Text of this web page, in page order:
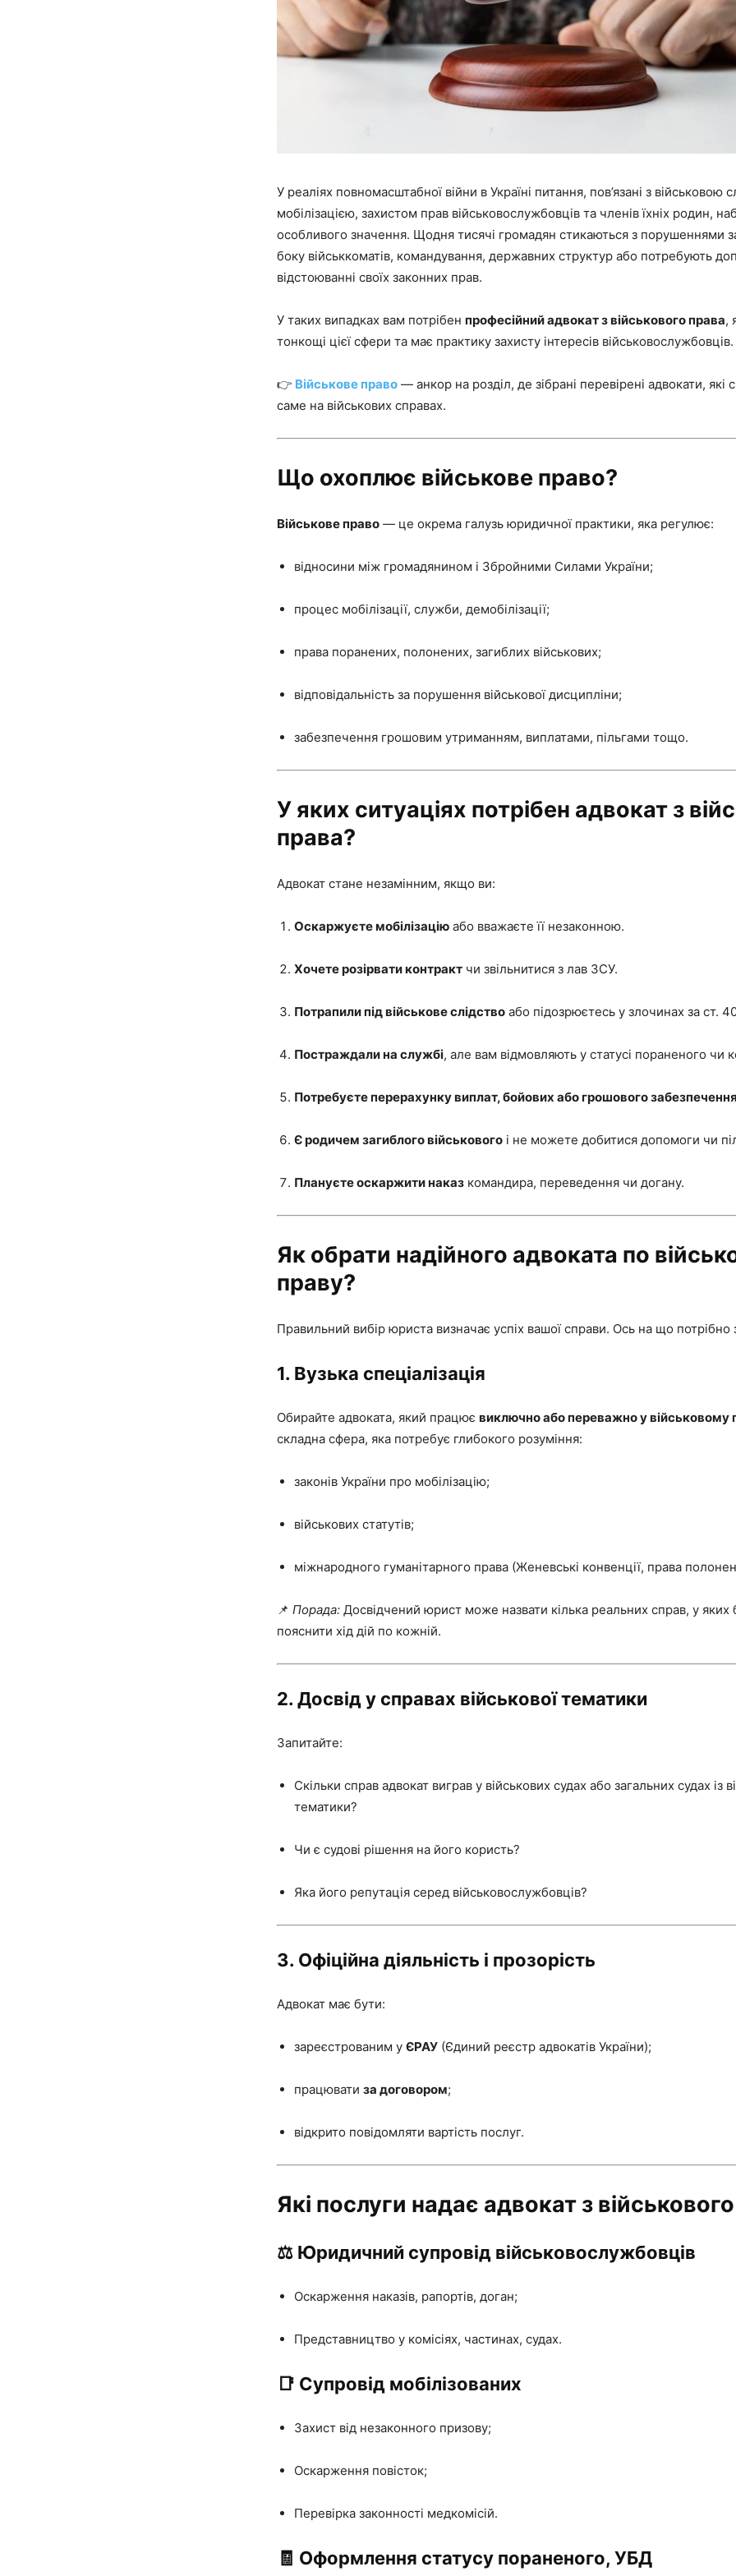
У реаліях повномасштабної війни в Україні питання, пов’язані з військовою
мобілізацією, захистом прав військовослужбовців та членів їхніх родин,
особливого значення. Щодня тисячі громадян стикаються з порушеннями
боку військкоматів, командування, державних структур або потребують
відстоюванні своїх законних прав.
У таких випадках вам потрібен професійний адвокат з військового права,
тонкощі цієї сфери та має практику захисту інтересів військовослужбовців.
👉 Військове право — анкор на розділ, де зібрані перевірені адвокати, які
саме на військових справах.
Що охоплює військове право?
Військове право — це окрема галузь юридичної практики, яка регулює:
відносини між громадянином і Збройними Силами України;
процес мобілізації, служби, демобілізації;
права поранених, полонених, загиблих військових;
відповідальність за порушення військової дисципліни;
забезпечення грошовим утриманням, виплатами, пільгами тощо.
У яких ситуаціях потрібен адвокат з
права?
Адвокат стане незамінним, якщо ви:
Оскаржуєте мобілізацію або вважаєте її незаконною.
Хочете розірвати контракт чи звільнитися з лав ЗСУ.
Потрапили під військове слідство або підозрюєтесь у злочинах за ст.
Постраждали на службі, але вам відмовляють у статусі пораненого чи
Потребуєте перерахунку виплат, бойових або грошового
Є родичем загиблого військового і не можете добитися допомоги чи
Плануєте оскаржити наказ командира, переведення чи догану.
Як обрати надійного адвоката по
праву?
Правильний вибір юриста визначає успіх вашої справи. Ось на що потрібно
1. Вузька спеціалізація
Обирайте адвоката, який працює виключно або переважно у військовому
складна сфера, яка потребує глибокого розуміння:
законів України про мобілізацію;
військових статутів;
міжнародного гуманітарного права (Женевські конвенції, права
📌 Порада: Досвідчений юрист може назвати кілька реальних справ, у яких
пояснити хід дій по кожній.
2. Досвід у справах військової тематики
Запитайте:
Скільки справ адвокат виграв у військових судах або загальних судах із
тематики?
Чи є судові рішення на його користь?
Яка його репутація серед військовослужбовців?
3. Офіційна діяльність і прозорість
Адвокат має бути:
зареєстрованим у ЄРАУ (Єдиний реєстр адвокатів України);
працювати за договором;
відкрито повідомляти вартість послуг.
Які послуги надає адвокат з
⚖️ Юридичний супровід військовослужбовців
Оскарження наказів, рапортів, доган;
Представництво у комісіях, частинах, судах.
📑 Супровід мобілізованих
Захист від незаконного призову;
Оскарження повісток;
Перевірка законності медкомісій.
🧾 Оформлення статусу пораненого, УБД